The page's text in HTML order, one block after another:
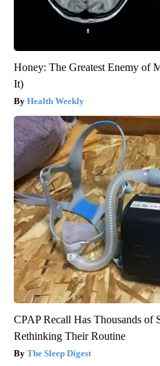
Honey: The Greatest Enemy of
It)
Health Weekly
CPAP Recall Has Thousands of
Rethinking Their Routine
The Sleep Digest